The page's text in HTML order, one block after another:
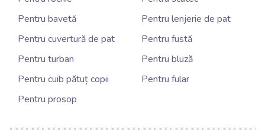
Pentru bavetă
Pentru lenjerie de pat
Pentru cuvertură de pat
Pentru fustă
Pentru turban
Pentru bluză
Pentru cuib pătuț copii
Pentru fular
Pentru prosop